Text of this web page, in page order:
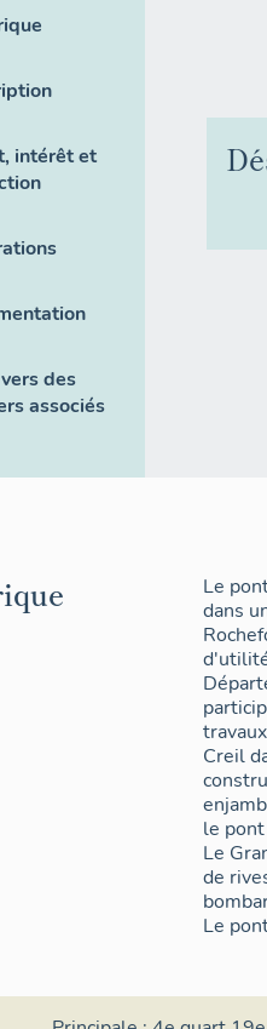
intérêt et
des
associés
Le
dans
Creil
le
Le
de
Le